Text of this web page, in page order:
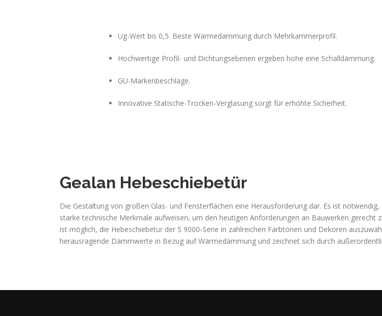
Ug-Wert bis 0,5. Beste Wärmedämmung durch Mehrkammerprofil.
Hochwertige Profil- und Dichtungsebenen ergeben hohe eine Schalldämmung.
GU-Markenbeschläge.
Innovative Statische-Trocken-Verglasung sorgt für erhöhte Sicherheit.
Gealan Hebeschiebetür
Die Gestaltung von großen Glas- und Fensterflächen eine Herausforderung dar. Es ist
starke technische Merkmale aufweisen, um den heutigen Anforderungen an Bauwerken gerecht
ist möglich, die Hebeschiebetür der S 9000-Serie in zahlreichen Farbtönen und Dekoren
herausragende Dämmwerte in Bezug auf Wärmedämmung und zeichnet sich durch